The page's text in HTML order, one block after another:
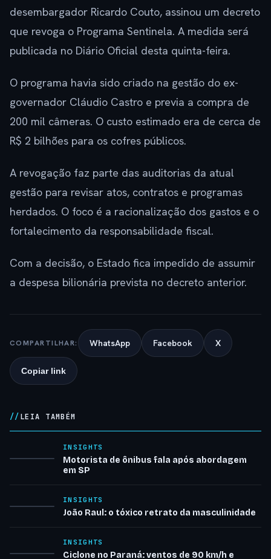
desembargador Ricardo Couto, assinou um decreto
que revoga o Programa Sentinela. A medida será
publicada no Diário Oficial desta quinta-feira.
O programa havia sido criado na gestão do ex-
governador Cláudio Castro e previa a compra de
200 mil câmeras. O custo estimado era de cerca de
R$ 2 bilhões para os cofres públicos.
A revogação faz parte das auditorias da atual
gestão para revisar atos, contratos e programas
herdados. O foco é a racionalização dos gastos e o
fortalecimento da responsabilidade fiscal.
Com a decisão, o Estado fica impedido de assumir
a despesa bilionária prevista no decreto anterior.
COMPARTILHAR: WhatsApp Facebook X
Copiar link
LEIA TAMBÉM
INSIGHTS
Motorista de ônibus fala após abordagem
em SP
INSIGHTS
João Raul: o tóxico retrato da masculinidade
INSIGHTS
Ciclone no Paraná: ventos de 90 km/h e